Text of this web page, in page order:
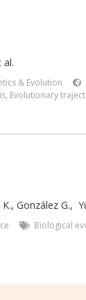
al.
& Evolution
, Evolutionary
, González G.,
Biological